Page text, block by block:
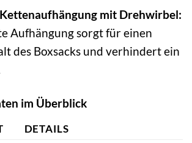
mit Drehwirbel:
Aufhängung sorgt für einen
des Boxsacks und verhindert ein
im Überblick
DETAILS